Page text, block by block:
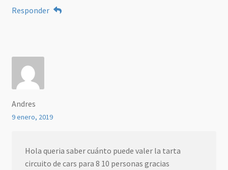
Responder
Andres
9 enero, 2019
Hola queria saber cuánto puede valer la tarta
circuito de cars para 8 10 personas gracias